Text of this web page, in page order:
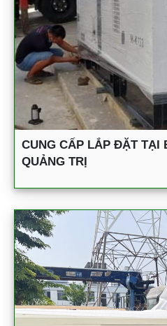
CUNG CẤP LẮP ĐẶT TẠI
QUẢNG TRỊ